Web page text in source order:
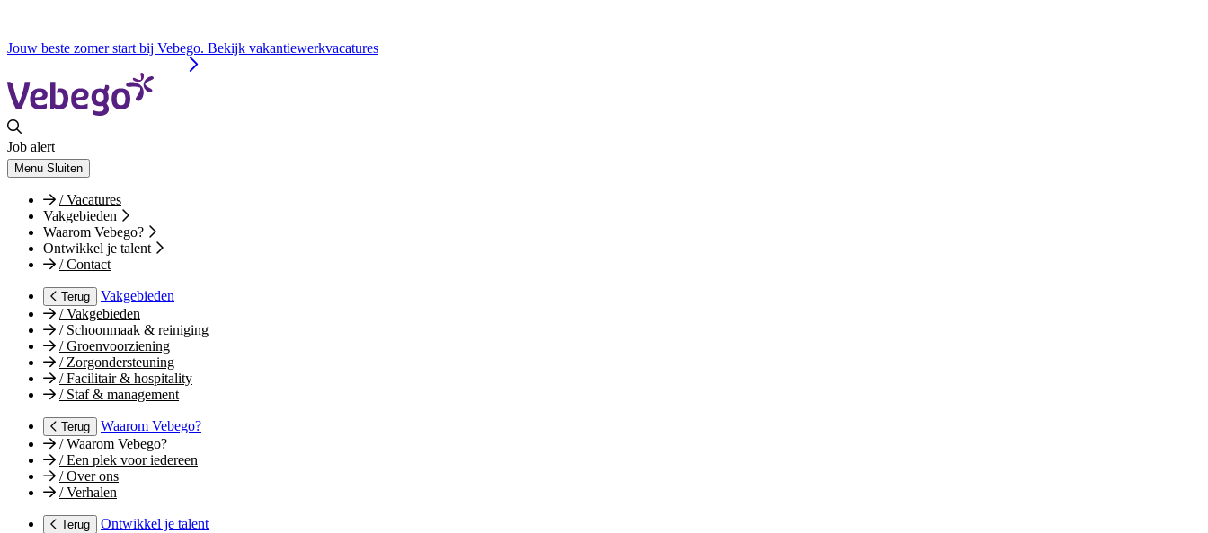
Jouw beste zomer start bij Vebego. Bekijk vakantiewerkvacatures
Job alert
Menu Sluiten
/Vacatures
Vakgebieden
Waarom Vebego?
Ontwikkel je talent
/Contact
Terug
Vakgebieden
/Vakgebieden
/Schoonmaak & reiniging
/Groenvoorziening
/Zorgondersteuning
/Facilitair & hospitality
/Staf & management
Terug
Waarom Vebego?
/Waarom Vebego?
/Een plek voor iedereen
/Over ons
/Verhalen
Terug
Ontwikkel je talent